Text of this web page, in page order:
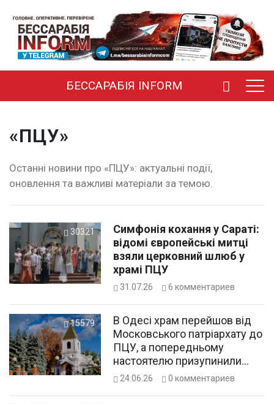
БЕССАРАБІЯ INFORM
«ПЦУ»
Останні новини про «ПЦУ»: актуальні події,
оновлення та важливі матеріали за темою.
30321
Симфонія кохання у Сараті:
відомі європейські митці
взяли церковний шлюб у
храмі ПЦУ
31.07.26 6 комментариев
15579
В Одесі храм перейшов від
Московського патріархату до
ПЦУ, а попередньому
настоятелю призупинили
українське громадянство
24.06.26 0 комментариев